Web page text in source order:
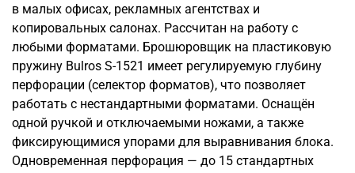
в малых офисах, рекламных агентствах и
копировальных салонах. Рассчитан на работу с
любыми форматами. Брошюровщик на пластиковую
пружину Bulros S-1521 имеет регулируемую глубину
перфорации (селектор форматов), что позволяет
работать с нестандартными форматами. Оснащён
одной ручкой и отключаемыми ножами, а также
фиксирующимися упорами для выравнивания блока.
Одновременная перфорация — до 15 стандартных